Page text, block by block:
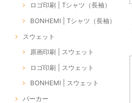
ロゴ印刷 | Tシャツ（長袖）
BONHEMI | Tシャツ（長袖）
スウェット
原画印刷 | スウェット
ロゴ印刷 | スウェット
BONHEMI | スウェット
パーカー